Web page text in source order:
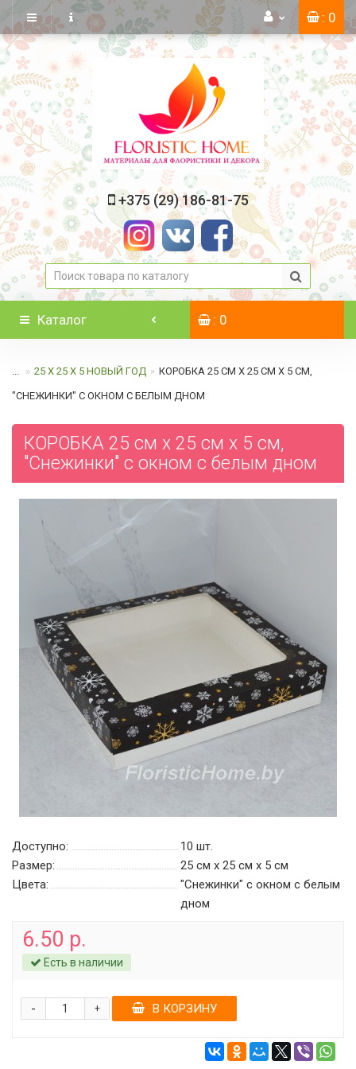
: 0
+375 (29) 186-81-75
Каталог : 0
... 25 Х 25 Х 5 НОВЫЙ ГОД КОРОБКА 25 СМ Х 25 СМ Х 5 СМ,
"СНЕЖИНКИ" С ОКНОМ C БЕЛЫМ ДНОМ
КОРОБКА 25 см х 25 см х 5 см,
"Снежинки" с окном c белым дном
Доступно: 10 шт.
Размер:
25 см х 25 см х 5 см
Цвета:
"Снежинки" с окном c белым
дном
6.50 р.
Есть в наличии
+
- В КОРЗИНУ